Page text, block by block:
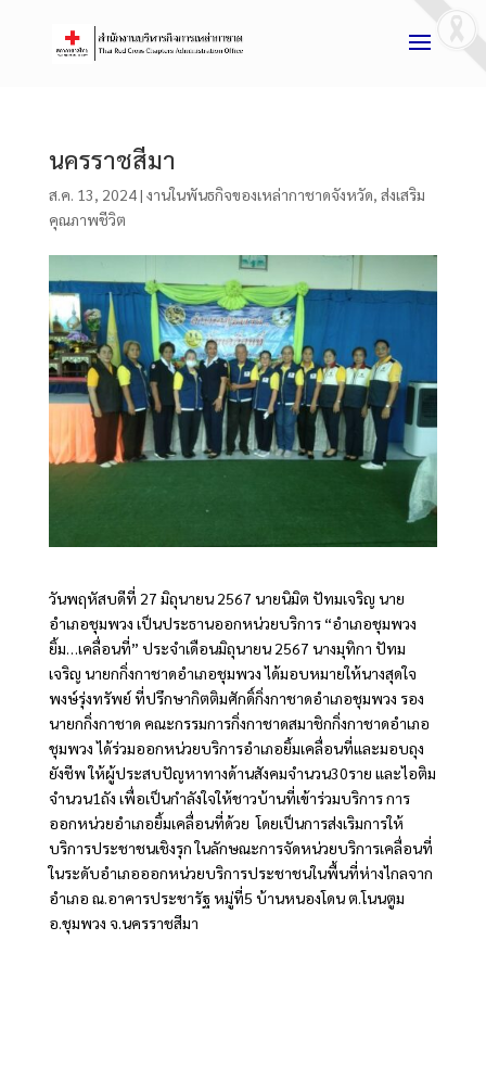
นครราชสีมา
ส.ค. 13, 2024| งานในพันธกิจของเหล่ากาชาดจังหวัด, ส่งเสริม
คุณภาพชีวิต
วันพฤหัสบดีที่ 27 มิถุนายน 2567 นายนิมิต ปัทมเจริญ นาย
อำเภอชุมพวง เป็นประธานออกหน่วยบริการ “อำเภอชุมพวง
ยิ้ม…เคลื่อนที่” ประจำเดือนมิถุนายน 2567 นางมุทิกา ปัทม
เจริญ นายกกิ่งกาชาดอำเภอชุมพวง ได้มอบหมายให้นางสุดใจ
พงษ์รุ่งทรัพย์ ที่ปรึกษากิตติมศักดิ์กิ่งกาชาดอำเภอชุมพวง รอง
นายกกิ่งกาชาด คณะกรรมการกิ่งกาชาดสมาชิกกิ่งกาชาดอำเภอ
ชุมพวง ได้ร่วมออกหน่วยบริการอำเภอยิ้มเคลื่อนที่และมอบถุง
ยังชีพ ให้ผู้ประสบปัญหาทางด้านสังคมจำนวน30ราย และไอติม
จำนวน1ถัง เพื่อเป็นกำลังใจให้ชาวบ้านที่เข้าร่วมบริการ การ
ออกหน่วยอำเภอยิ้มเคลื่อนที่ด้วย โดยเป็นการส่งเริมการให้
บริการประชาชนเชิงรุก ในลักษณะการจัดหน่วยบริการเคลื่อนที่
ในระดับอำเภอออกหน่วยบริการประชาชนในพื้นที่ห่างไกลจาก
อำเภอ ณ.อาคารประชารัฐ หมู่ที่5 บ้านหนองโดน ต.โนนตูม
อ.ชุมพวง จ.นครราชสีมา